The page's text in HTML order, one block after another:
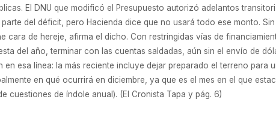
El DNU que modificó el Presupuesto autorizó adelantos
del déficit, pero Hacienda dice que no usará todo ese monto.
cara de hereje, afirma el dicho. Con restringidas vías de
del año, terminar con las cuentas saldadas, aún sin el envío de
esa línea: la más reciente incluye dejar preparado el terreno para
en qué ocurrirá en diciembre, ya que es el mes en el que
cuestiones de índole anual). (El Cronista Tapa y pág. 6)